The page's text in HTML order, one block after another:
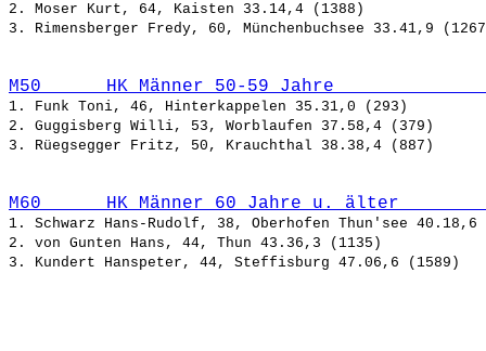
2. Moser Kurt, 64, Kaisten 33.14,4 (1388)
M50      HK Männer 50-59 Jahre
1. Funk Toni, 46, Hinterkappelen 35.31,0 (293)
2. Guggisberg Willi, 53, Worblaufen 37.58,4 (379)
M60      HK Männer 60 Jahre u. älter
1. Schwarz Hans-Rudolf, 38, Oberhofen Thun'see 40.18,6
2. von Gunten Hans, 44, Thun 43.36,3 (1135)